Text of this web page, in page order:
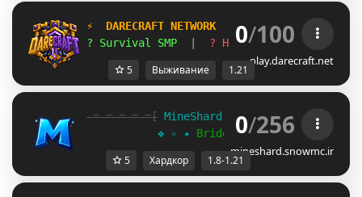
⚡  DARECRAFT NETWORK  ⚡
[1.21+]
? Survival SMP
? Hardcore Lifesteal
0/100
play.darecraft.net
5 Выживание 1.21
-=-=-=-=-=[ MineShard - 1.8-1.21
]=-=-=-=-
❖ ✧ ✦ Bridge Update ✦ ✧ ❖
0/256
mineshard.snowmc.ir
5 Хардкор 1.8-1.21